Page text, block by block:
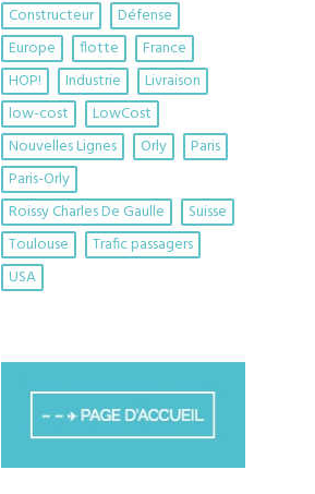
Constructeur
Défense
Europe
flotte
France
HOP!
Industrie
Livraison
low-cost
LowCost
Nouvelles Lignes
Orly
Paris
Paris-Orly
Roissy Charles De Gaulle
Suisse
Toulouse
Trafic passagers
USA